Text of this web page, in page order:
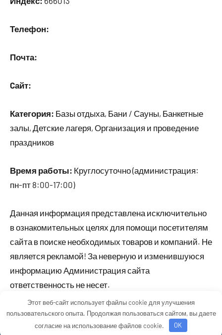
Телефон:
Почта:
Cайт:
Категория: Базы отдыха, Бани / Сауны, Банкетные
залы, Детские лагеря, Организация и проведение
праздников
Время работы: Круглосуточно (администрация:
пн-пт 8:00-17:00)
Данная информация представлена исключительно
в ознакомительных целях для помощи посетителям
сайта в поиске необходимых товаров и компаний. Не
является рекламой! За неверную и изменившуюся
информацию Администрация сайта
ответственность не несет.
Тема WordPress: Occasio от ThemeZee.
Этот веб-сайт использует файлы cookie для улучшения
пользовательского опыта. Продолжая пользоваться сайтом, вы даете
согласие на использование файлов cookie.
OK